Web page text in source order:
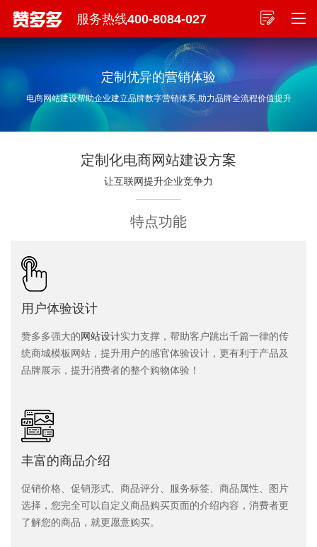
服务热线400-8084-027
定制优异的营销体验
电商网站建设帮助企业建立品牌数字营销体系,助力品牌全流程价值提升
定制化电商网站建设方案
让互联网提升企业竞争力
特点功能
用户体验设计
赞多多强大的网站设计实力支撑，帮助客户跳出千篇一律的传
统商城模板网站，提升用户的感官体验设计，更有利于产品及
品牌展示，提升消费者的整个购物体验！
丰富的商品介绍
促销价格、促销形式、商品评分、服务标签、商品属性、图片
选择，您完全可以自定义商品购买页面的介绍内容，消费者更
了解您的商品，就更愿意购买。